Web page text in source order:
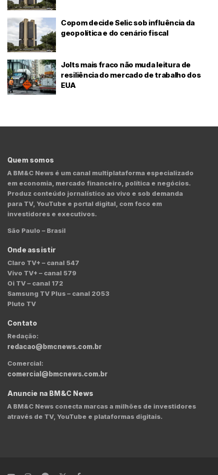
Copom decide Selic sob influência da
geopolítica e do cenário fiscal
Jolts mais fraco não muda leitura de
resiliência do mercado de trabalho dos
EUA
Quem somos
A BM&C News é um canal multiplataforma especializado
em economia, mercado financeiro, política e negócios.
Produz conteúdo jornalístico ao vivo e sob demanda
para TV, YouTube e portal digital, com foco em
investidores e executivos.
São Paulo – Brasil
Onde assistir
Claro TV+ – canal 547
Vivo TV+ – canal 579
Oi TV – canal 172
Samsung TV Plus – canal 2053
Pluto TV
Contato
Redação:
redacao@bmcnews.com.br
Comercial:
comercial@bmcnews.com.br
Anuncie na BM&C News
A BM&C News conecta marcas a milhões de investidores
através de TV, YouTube e plataformas digitais.